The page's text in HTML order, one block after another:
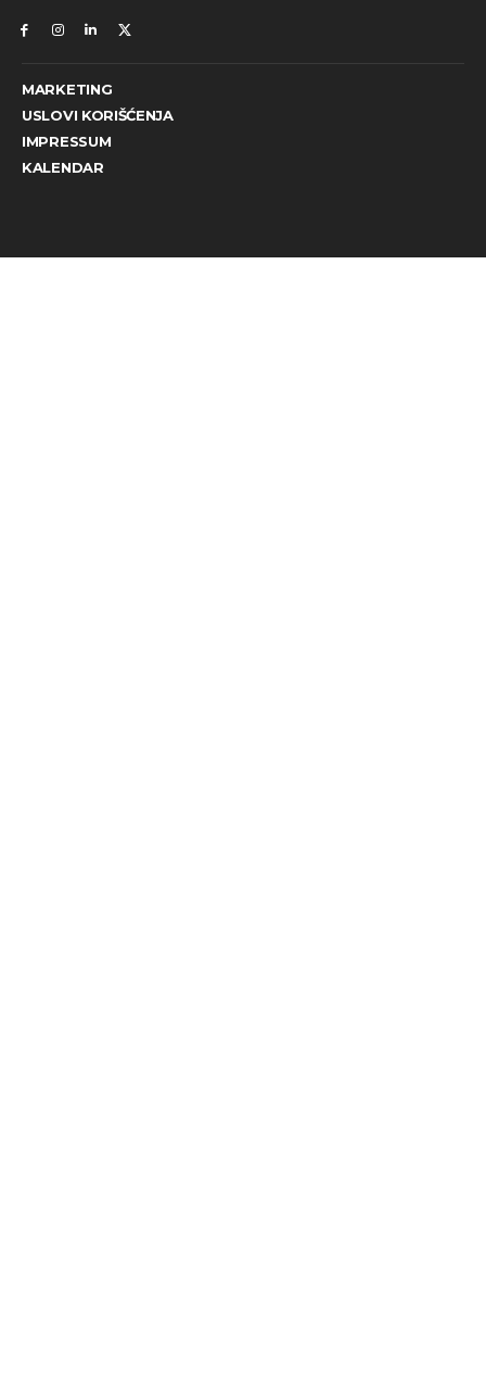
MARKETING
USLOVI KORIŠĆENJA
IMPRESSUM
KALENDAR